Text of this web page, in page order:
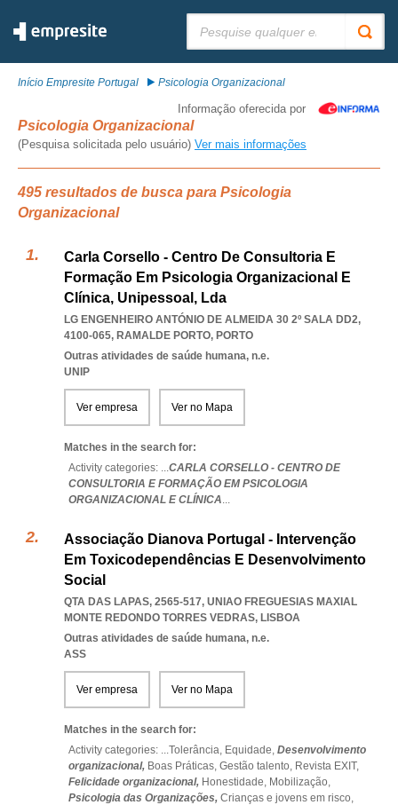
Início Empresite Portugal Psicologia Organizacional
Informação oferecida por
Psicologia Organizacional
(Pesquisa solicitada pelo usuário) Ver mais informações
495 resultados de busca para Psicologia
Organizacional
Carla Corsello - Centro De Consultoria E
Formação Em Psicologia Organizacional E
Clínica, Unipessoal, Lda
LG ENGENHEIRO ANTÓNIO DE ALMEIDA 30 2º SALA DD2,
4100-065, RAMALDE PORTO, PORTO
Outras atividades de saúde humana, n.e.
UNIP
Ver empresa Ver no Mapa
Matches in the search for:
Activity categories: ...CARLA CORSELLO - CENTRO DE
CONSULTORIA E FORMAÇÃO EM PSICOLOGIA
ORGANIZACIONAL E CLÍNICA...
Associação Dianova Portugal - Intervenção
Em Toxicodependências E Desenvolvimento
Social
QTA DAS LAPAS, 2565-517, UNIAO FREGUESIAS MAXIAL
MONTE REDONDO TORRES VEDRAS, LISBOA
Outras atividades de saúde humana, n.e.
ASS
Ver empresa Ver no Mapa
Matches in the search for:
Activity categories: ...Tolerância, Equidade, Desenvolvimento
organizacional, Boas Práticas, Gestão talento, Revista EXIT,
Felicidade organizacional, Honestidade, Mobilização,
Psicologia das Organizações, Crianças e jovens em risco,